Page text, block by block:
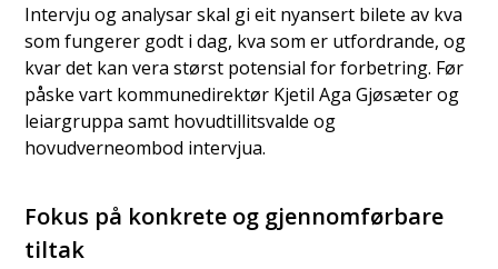
Intervju og analysar skal gi eit nyansert bilete av kva
som fungerer godt i dag, kva som er utfordrande, og
kvar det kan vera størst potensial for forbetring. Før
påske vart kommunedirektør Kjetil Aga Gjøsæter og
leiargruppa samt hovudtillitsvalde og
hovudverneombod intervjua.
Fokus på konkrete og gjennomførbare
tiltak